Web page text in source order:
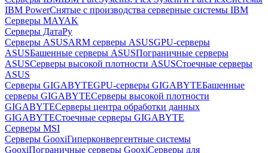
IBM PowerСнятые с производства серверные системы IBM
Серверы MAYAK
Серверы ДатаРу
Серверы ASUSARM серверы ASUSGPU-серверы
ASUSБашенные серверы ASUSПограничные серверы
ASUSСерверы высокой плотности ASUSСтоечные серверы
ASUS
Серверы GIGABYTEGPU-серверы GIGABYTEБашенные
серверы GIGABYTEСерверы высокой плотности
GIGABYTEСерверы центра обработки данных
GIGABYTEСтоечные серверы GIGABYTE
Серверы MSI
Серверы GooxiГиперконвергентные системы
GooxiПограничные серверы GooxiСерверы для